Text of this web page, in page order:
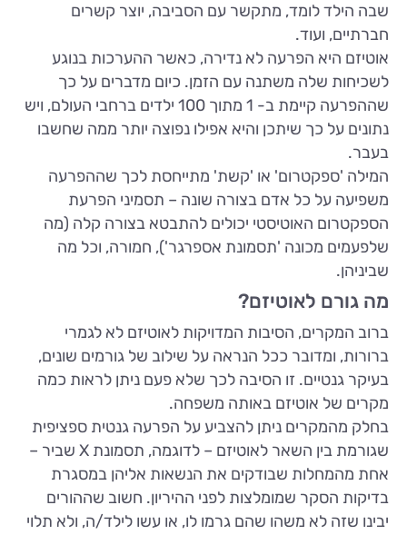
שבה הילד לומד, מתקשר עם הסביבה, יוצר קשרים
חברתיים, ועוד.
אוטיזם היא הפרעה לא נדירה, כאשר ההערכות בנוגע
לשכיחות שלה משתנה עם הזמן. כיום מדברים על כך
שההפרעה קיימת ב- 1 מתוך 100 ילדים ברחבי העולם, ויש
נתונים על כך שיתכן והיא אפילו נפוצה יותר ממה שחשבו
בעבר.
המילה 'ספקטרום' או 'קשת' מתייחסת לכך שההפרעה
משפיעה על כל אדם בצורה שונה – תסמיני הפרעת
הספקטרום האוטיסטי יכולים להתבטא בצורה קלה (מה
שלפעמים מכונה 'תסמונת אספרגר'), חמורה, וכל מה
שביניהן.
מה גורם לאוטיזם?
ברוב המקרים, הסיבות המדויקות לאוטיזם לא לגמרי
ברורות, ומדובר ככל הנראה על שילוב של גורמים שונים,
בעיקר גנטיים. זו הסיבה לכך שלא פעם ניתן לראות כמה
מקרים של אוטיזם באותה משפחה.
בחלק מהמקרים ניתן להצביע על הפרעה גנטית ספציפית
שגורמת בין השאר לאוטיזם – לדוגמה, תסמונת X שביר –
אחת מהמחלות שבודקים את הנשאות אליהן במסגרת
בדיקות הסקר שמומלצות לפני ההיריון. חשוב שההורים
יבינו שזה לא משהו שהם גרמו לו, או עשו לילד/ה, ולא תלוי